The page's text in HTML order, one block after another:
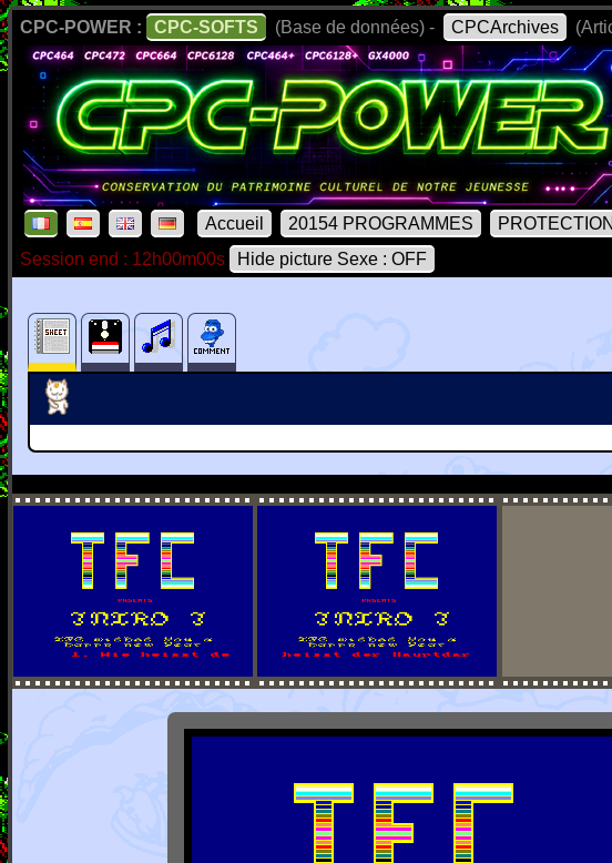
CPC-POWER : CPC-SOFTS (Base de données) - CPCArchives
Accueil 20154 PROGRAMMES
Session end : 12h00m00s
Hide picture Sexe : OFF